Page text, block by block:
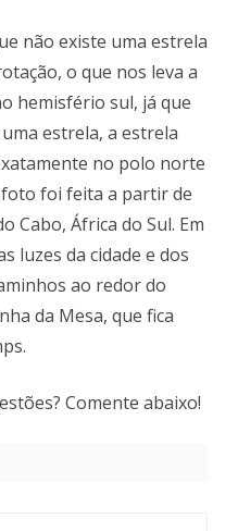
não existe uma estrela
o que nos leva a
hemisfério sul, já que
estrela, a estrela
no polo norte
foto foi feita a partir de
Cabo, África do Sul. Em
luzes da cidade e dos
ao redor do
da Mesa, que fica
Comente abaixo!